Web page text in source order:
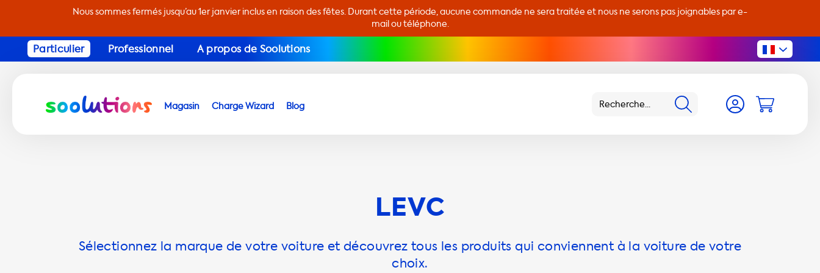
Nous sommes fermés jusqu’au 1er janvier inclus en raison des fêtes. Durant cette période, aucune commande ne sera traitée et nous ne serons pas joignables par e-
mail ou téléphone.
Particulier Professionnel A propos de Soolutions
Magasin Charge Wizard Blog
LEVC
Sélectionnez la marque de votre voiture et découvrez tous les produits qui conviennent à la voiture de votre
choix.